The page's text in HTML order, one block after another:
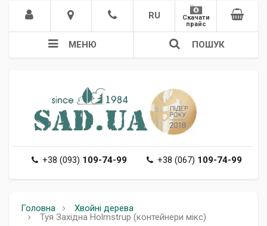
RU
Скачати
прайс
МЕНЮ ПОШУК
+38 (093) 109-74-99 +38 (067) 109-74-99
Головна
Хвойні дерева
Туя Західна Holmstrup (контейнери мікс)